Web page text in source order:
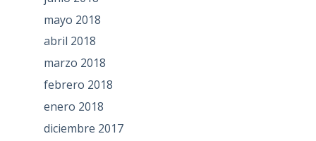
mayo 2018
abril 2018
marzo 2018
febrero 2018
enero 2018
diciembre 2017